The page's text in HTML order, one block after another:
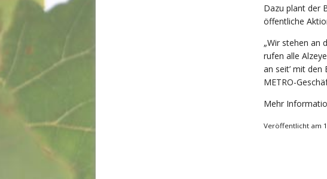
Dazu plant der
öffentliche
„Wir stehen an
rufen alle
an seit’ mit
METRO-
Mehr
Veröffentlicht am